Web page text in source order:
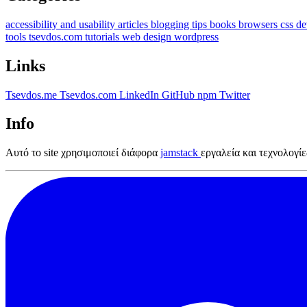
accessibility and usability articles blogging tips books browsers css
tools tsevdos.com tutorials web design wordpress
Links
Tsevdos.me Tsevdos.com LinkedIn GitHub npm Twitter
Info
Αυτό το site χρησιμοποιεί διάφορα jamstack εργαλεία και